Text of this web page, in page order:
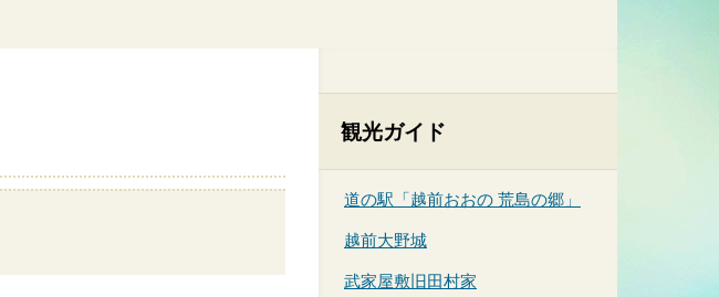
観光ガイド
道の駅「越前おおの 荒島の郷」
越前大野城
武家屋敷旧田村家